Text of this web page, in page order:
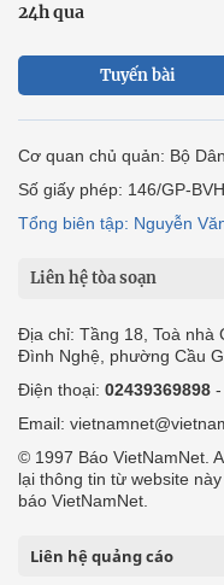
24h qua
Tuyến bài
Cơ quan chủ quản: Bộ
Số giấy phép: 146/GP-
Tổng biên tập: Nguyễn
Liên hệ tòa soạn
Địa chỉ: Tầng 18, Toà nhà
Đình Nghệ, phường Cầu
Điện thoại: 02439369898 -
Email:
© 1997 Báo VietNamNet.
lại thông tin từ website
báo VietNamNet.
Liên hệ quảng cáo